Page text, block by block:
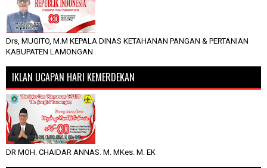
Drs, MUGITO, M.M KEPALA DINAS KETAHANAN PANGAN & PERTANIAN
KABUPATEN LAMONGAN
IKLAN UCAPAN HARI KEMERDEKAN
DR MOH. CHAIDAR ANNAS. M. MKes. M. EK